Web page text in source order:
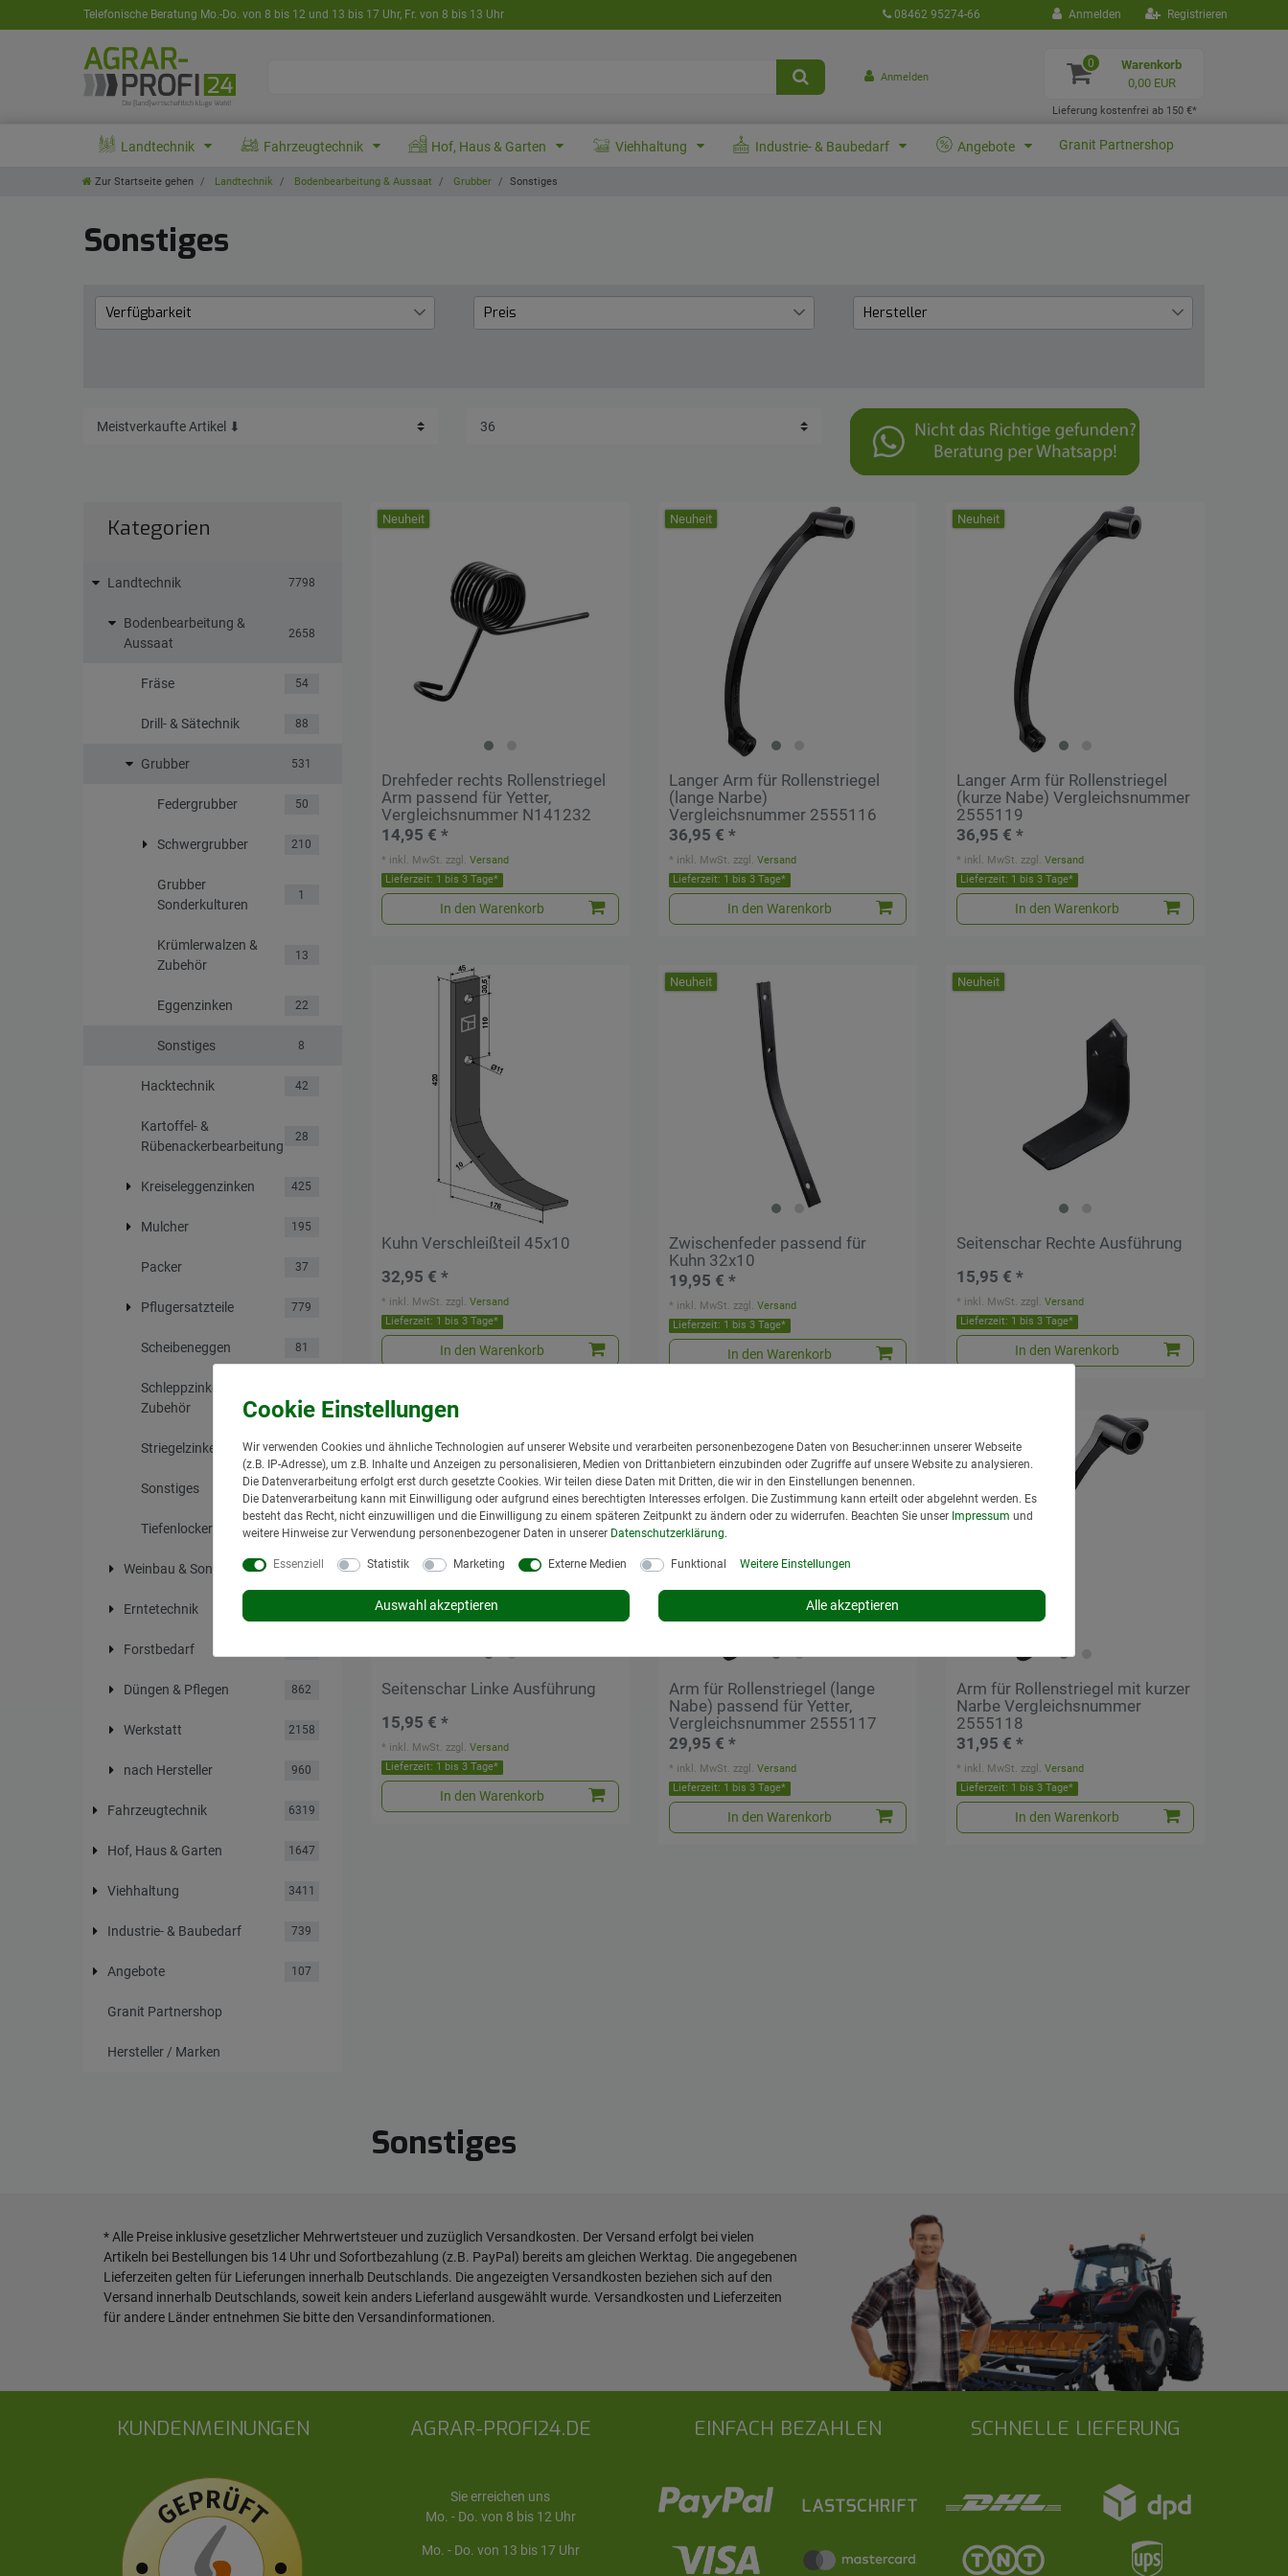
Telefonische Beratung Mo.-Do. von 8 bis 12 und 13 bis 17 Uhr, Fr. von 8 bis 13 Uhr 08462 95274-66 Anmelden Registrieren
Anmelden
0
Warenkorb
0,00 EUR
Lieferung kostenfrei ab 150 €*
Landtechnik Fahrzeugtechnik Hof, Haus & Garten Viehhaltung Industrie- & Baubedarf Angebote Granit Partnershop
Zur Startseite gehen Landtechnik Bodenbearbeitung & Aussaat Grubber Sonstiges
Sonstiges
Verfügbarkeit Preis Hersteller
Kategorien
Landtechnik 7798
Bodenbearbeitung &
Aussaat
2658
Fräse 54
Drill- & Sätechnik 88
Grubber 531
Federgrubber 50
Schwergrubber 210
Grubber
Sonderkulturen
1
Krümlerwalzen &
Zubehör
13
Eggenzinken 22
Sonstiges 8
Hacktechnik 42
Kartoffel- &
Rübenackerbearbeitung
28
Kreiseleggenzinken 425
Mulcher 195
Packer 37
Pflugersatzteile 779
Scheibeneggen 81
Schleppzinken &
Zubehör
75
Striegelzinken 51
Sonstiges 13
Tiefenlockerer 95
Weinbau & Sonderkulturen 49
Erntetechnik
Forstbedarf
Düngen & Pflegen 862
Werkstatt 2158
nach Hersteller 960
Fahrzeugtechnik 6319
Hof, Haus & Garten 1647
Viehhaltung 3411
Industrie- & Baubedarf 739
Angebote 107
Granit Partnershop
Hersteller / Marken
Neuheit
Drehfeder rechts Rollenstriegel
Arm passend für Yetter,
Vergleichsnummer N141232
14,95 € *
Lieferzeit: 1 bis 3 Tage*
In den Warenkorb
* inkl. MwSt. zzgl.Versand
Neuheit
Langer Arm für Rollenstriegel
(lange Narbe)
Vergleichsnummer 2555116
36,95 € *
Lieferzeit: 1 bis 3 Tage*
In den Warenkorb
* inkl. MwSt. zzgl.Versand
Neuheit
Langer Arm für Rollenstriegel
(kurze Nabe) Vergleichsnummer
2555119
36,95 € *
Lieferzeit: 1 bis 3 Tage*
In den Warenkorb
* inkl. MwSt. zzgl.Versand
Kuhn Verschleißteil 45x10
32,95 € *
Lieferzeit: 1 bis 3 Tage*
In den Warenkorb
* inkl. MwSt. zzgl.Versand
Neuheit
Zwischenfeder passend für
Kuhn 32x10
19,95 € *
Lieferzeit: 1 bis 3 Tage*
In den Warenkorb
* inkl. MwSt. zzgl.Versand
Neuheit
Seitenschar Rechte Ausführung
15,95 € *
Lieferzeit: 1 bis 3 Tage*
In den Warenkorb
* inkl. MwSt. zzgl.Versand
Neuheit
Seitenschar Linke Ausführung
15,95 € *
Lieferzeit: 1 bis 3 Tage*
In den Warenkorb
* inkl. MwSt. zzgl.Versand
Arm für Rollenstriegel (lange
Nabe) passend für Yetter,
Vergleichsnummer 2555117
29,95 € *
Lieferzeit: 1 bis 3 Tage*
In den Warenkorb
* inkl. MwSt. zzgl.Versand
Arm für Rollenstriegel mit kurzer
Narbe Vergleichsnummer
2555118
31,95 € *
Lieferzeit: 1 bis 3 Tage*
In den Warenkorb
* inkl. MwSt. zzgl.Versand
Sonstiges
* Alle Preise inklusive gesetzlicher Mehrwertsteuer und zuzüglich Versandkosten. Der Versand erfolgt bei vielen
Artikeln bei Bestellungen bis 14 Uhr und Sofortbezahlung (z.B. PayPal) bereits am gleichen Werktag. Die angegebenen
Lieferzeiten gelten für Lieferungen innerhalb Deutschlands. Die angezeigten Versandkosten beziehen sich auf den
Versand innerhalb Deutschlands, soweit kein anders Lieferland ausgewählt wurde. Versandkosten und Lieferzeiten
für andere Länder entnehmen Sie bitte den Versandinformationen.
EINFACH BEZAHLEN SCHNELLE LIEFERUNG
KUNDENMEINUNGEN AGRAR-PROFI24.DE
Sie erreichen uns
Mo. - Do. von 8 bis 12 Uhr
Mo. - Do. von 13 bis 17 Uhr
Wir verwenden Cookies und ähnliche Technologien auf unserer Website und verarbeiten personenbezogene Daten von Besucher:innen unserer Webseite
(z.B. IP-Adresse), um z.B. Inhalte und Anzeigen zu personalisieren, Medien von Drittanbietern einzubinden oder Zugriffe auf unsere Website zu analysieren.
Die Datenverarbeitung erfolgt erst durch gesetzte Cookies. Wir teilen diese Daten mit Dritten, die wir in den Einstellungen benennen.
Die Datenverarbeitung kann mit Einwilligung oder aufgrund eines berechtigten Interesses erfolgen. Die Zustimmung kann erteilt oder abgelehnt werden. Es
besteht das Recht, nicht einzuwilligen und die Einwilligung zu einem späteren Zeitpunkt zu ändern oder zu widerrufen. Beachten Sie unser Impressum und
weitere Hinweise zur Verwendung personenbezogener Daten in unserer Daten­schutz­erklärung.
Essenziell Statistik Marketing Externe Medien Funktional Weitere Einstellungen
Alle akzeptieren
Auswahl akzeptieren